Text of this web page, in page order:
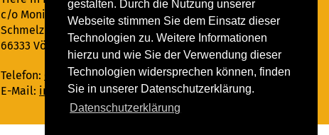
gestalten. Durch die Nutzung unserer
Webseite stimmen Sie dem Einsatz dieser
Technologien zu. Weitere Informationen
hierzu und wie Sie der Verwendung dieser
Technologien widersprechen können, finden
Sie in unserer Datenschutzerklärung.
Datenschutzerklärung
c/o Monika Ewen
Schmelzer Straße 22
66333 Völklingen
Telefon: 06898 294862
E-Mail: info@tiere-in-not-saar.de